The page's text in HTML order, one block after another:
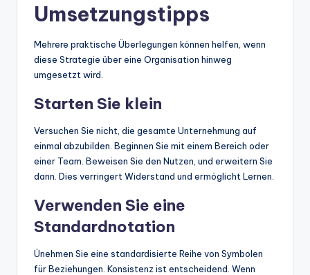
Umsetzungstipps
Mehrere praktische Überlegungen können helfen, wenn
diese Strategie über eine Organisation hinweg
umgesetzt wird.
Starten Sie klein
Versuchen Sie nicht, die gesamte Unternehmung auf
einmal abzubilden. Beginnen Sie mit einem Bereich oder
einer Team. Beweisen Sie den Nutzen, und erweitern Sie
dann. Dies verringert Widerstand und ermöglicht Lernen.
Verwenden Sie eine
Standardnotation
Ünehmen Sie eine standardisierte Reihe von Symbolen
für Beziehungen. Konsistenz ist entscheidend. Wenn